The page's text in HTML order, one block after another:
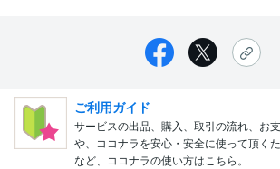
ご利用ガイド
サービスの出品、購入、取引の流れ、お
や、ココナラを安心・安全に使って頂く
など、ココナラの使い方はこちら。